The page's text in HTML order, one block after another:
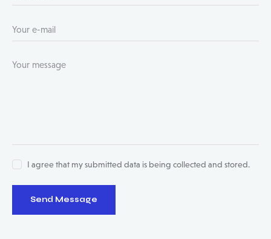
I agree that my submitted data is being collected and stored.
Send Message